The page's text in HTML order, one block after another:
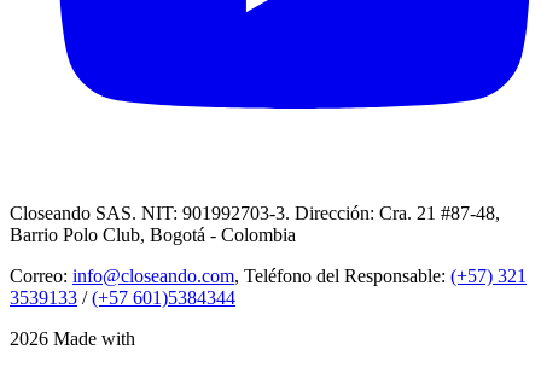
Closeando SAS. NIT: 901992703-3. Dirección: Cra. 21 #87-48,
Barrio Polo Club, Bogotá - Colombia
Correo: info@closeando.com, Teléfono del Responsable: (+57) 321
3539133 /(+57 601)5384344
2026 Made with